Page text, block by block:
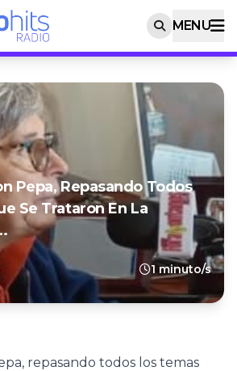
MENU
Pepa, Repasando Todos
Se Trataron En La
1 minuto/s
repasando todos los temas